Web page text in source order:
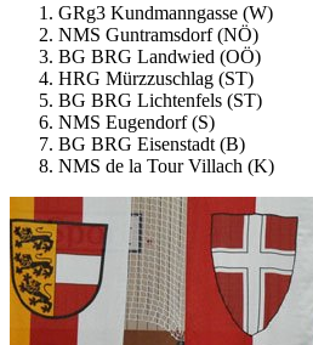
GRg3 Kundmanngasse (W)
NMS Guntramsdorf (NÖ)
BG BRG Landwied (OÖ)
HRG Mürzzuschlag (ST)
BG BRG Lichtenfels (ST)
NMS Eugendorf (S)
BG BRG Eisenstadt (B)
NMS de la Tour Villach (K)